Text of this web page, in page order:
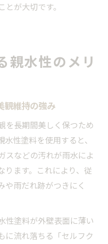
が大切です。
親水性のメリ
観維持の強み
を長期間美しく保つため
性塗料を使用すると、
スなどの汚れが雨水によ
ります。これにより、従
や雨だれ跡がつきにく
性塗料が外壁表面に薄い
に流れ落ちる「セルフク